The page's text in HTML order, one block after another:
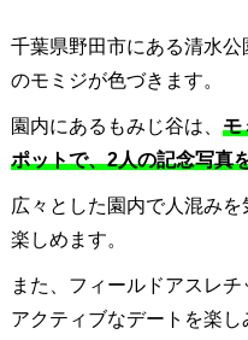
千葉県野田市にある清水
のモミジが色づきます。
園内にあるもみじ谷は、 モ
ポットで、2人の記念写真
広々とした園内で人混み
楽しめます。
また、フィールドアスレチ
アクティブなデートを楽